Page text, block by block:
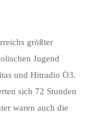
größter
Jugend
und Hitradio Ö3.
sich 72 Stunden
waren auch die